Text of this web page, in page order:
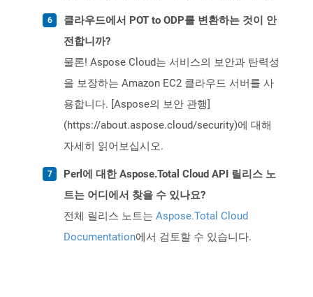
클라우드에서 POT to ODP를 변환하는 것이 안
전합니까?
물론! Aspose Cloud는 서비스의 보안과 탄력성
을 보장하는 Amazon EC2 클라우드 서버를 사
용합니다. [Aspose의 보안 관행]
(https://about.aspose.cloud/security)에 대해
자세히 읽어보십시오.
Perl에 대한 Aspose.Total Cloud API 릴리스 노
트는 어디에서 찾을 수 있나요?
전체 릴리스 노트는 Aspose.Total Cloud
Documentation에서 검토할 수 있습니다.